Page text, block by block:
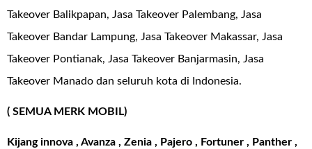
Takeover Balikpapan, Jasa Takeover Palembang, Jasa
Takeover Bandar Lampung, Jasa Takeover Makassar, Jasa
Takeover Pontianak, Jasa Takeover Banjarmasin, Jasa
Takeover Manado dan seluruh kota di Indonesia.
( SEMUA MERK MOBIL)
Kijang innova , Avanza , Zenia , Pajero , Fortuner , Panther ,